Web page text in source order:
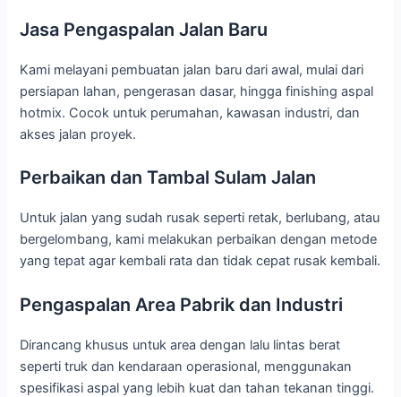
Jasa Pengaspalan Jalan Baru
Kami melayani pembuatan jalan baru dari awal, mulai dari
persiapan lahan, pengerasan dasar, hingga finishing aspal
hotmix. Cocok untuk perumahan, kawasan industri, dan
akses jalan proyek.
Perbaikan dan Tambal Sulam Jalan
Untuk jalan yang sudah rusak seperti retak, berlubang, atau
bergelombang, kami melakukan perbaikan dengan metode
yang tepat agar kembali rata dan tidak cepat rusak kembali.
Pengaspalan Area Pabrik dan Industri
Dirancang khusus untuk area dengan lalu lintas berat
seperti truk dan kendaraan operasional, menggunakan
spesifikasi aspal yang lebih kuat dan tahan tekanan tinggi.